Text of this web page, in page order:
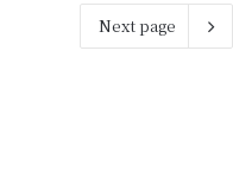
Next page